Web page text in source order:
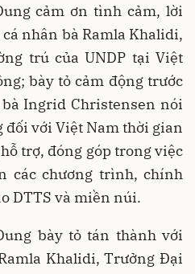
cảm ơn tình cảm, lời
nhân bà Ramla Khalidi,
trú của UNDP tại Việt
bày tỏ cảm động trước
Ingrid Christensen nói
đối với Việt Nam thời gian
trợ, đóng góp trong việc
các chương trình, chính
DTTS và miền núi.
bày tỏ tán thành với
Khalidi, Trưởng Đại